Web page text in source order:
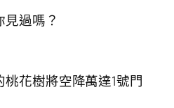
過嗎？
花樹將空降萬達1號門